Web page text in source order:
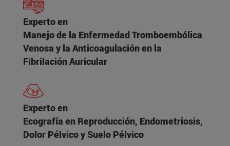
Experto en
Manejo de la Enfermedad Tromboembólica
Venosa y la Anticoagulación en la
Fibrilación Auricular
Experto en
Ecografía en Reproducción, Endometriosis,
Dolor Pélvico y Suelo Pélvico